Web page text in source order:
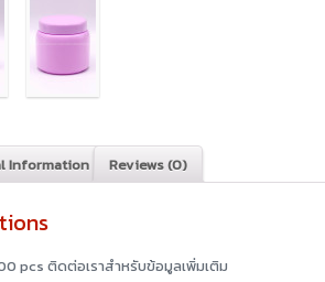
Information Reviews (0)
pcs ติดต่อเราสำหรับข้อมูลเพิ่มเติม